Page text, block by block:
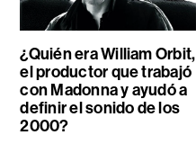
¿Quién era William Orbit,
el productor que trabajó
con Madonna y ayudó a
definir el sonido de los
2000?